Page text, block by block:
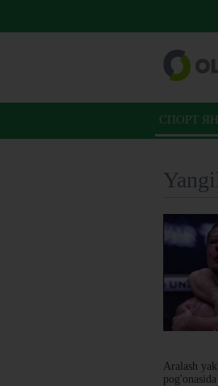
СПОРТ
Aralash